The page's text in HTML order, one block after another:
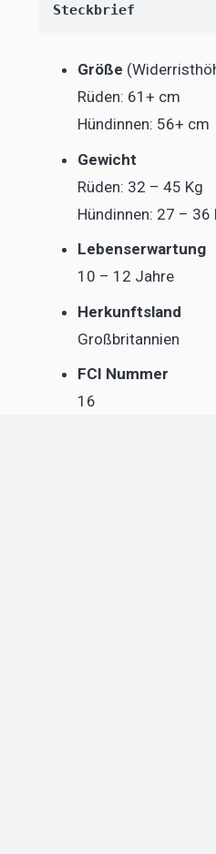
Steckbrief
Größe
Rüden: 61+ cm
Hündinnen: 56+ cm
Gewicht
Rüden: 32 – 45 Kg
Hündinnen: 27 – 36
Lebenserwartung
10 – 12 Jahre
Herkunftsland
Großbritannien
FCI Nummer
16